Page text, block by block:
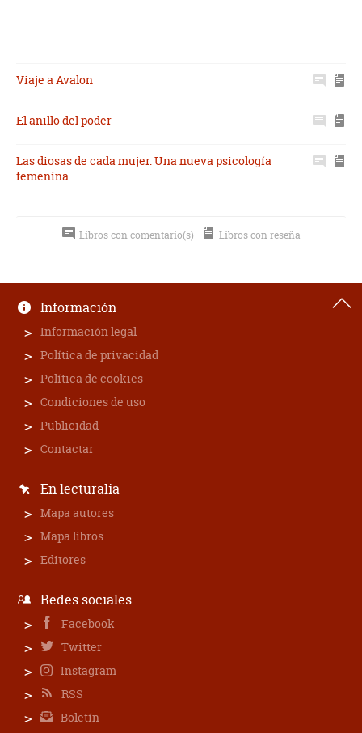
Viaje a Avalon
El anillo del poder
Las diosas de cada mujer. Una nueva psicología
femenina
Libros con comentario(s) Libros con reseña
Información
Información legal
Política de privacidad
Política de cookies
Condiciones de uso
Publicidad
Contactar
En lecturalia
Mapa autores
Mapa libros
Editores
Redes sociales
Facebook
Twitter
Instagram
RSS
Boletín